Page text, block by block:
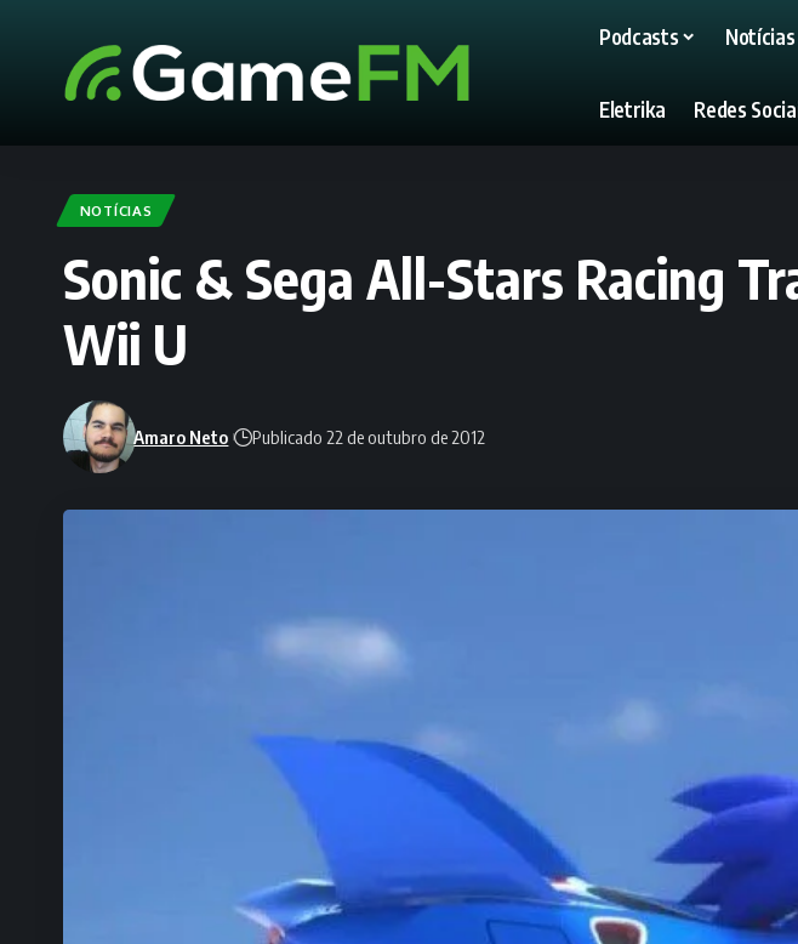
Podcasts Notícias
Eletrika Redes
NOTÍCIAS
Sonic & Sega All-Stars Racing
Wii U
Amaro Neto Publicado 22 de outubro de 2012